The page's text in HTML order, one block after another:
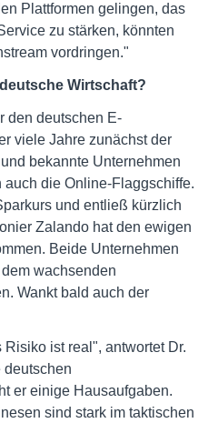
Plattformen gelingen, das
zu stärken, könnten
vordringen."
Wirtschaft?
den deutschen E-
viele Jahre zunächst der
bekannte Unternehmen
die Online-Flaggschiffe.
und entließ kürzlich
Zalando hat den ewigen
Beide Unternehmen
wachsenden
Wankt bald auch der
ist real", antwortet Dr.
deutschen
er einige Hausaufgaben.
sind stark im taktischen